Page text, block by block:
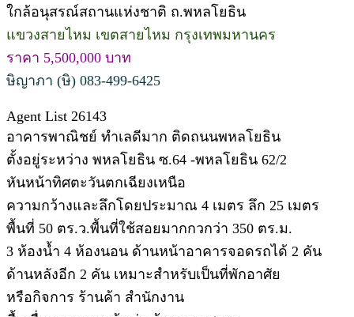
ใกล้อนุสรณ์สถานแห่งชาติ ถ.พหลโยธิน
แขวงสายไหม เขตสายไหม กรุงเทพมหานคร
ราคา 5,500,000 บาท
ษิญาภา (ษิ) 083-499-6425
Agent List 26143
อาคารพาณิชย์ ทำเลดีมาก ติดถนนพหลโยธิน
ตั้งอยู่ระหว่าง พหลโยธิน ซ.64 -พหลโยธิน 62/2
หันหน้าทิศตะวันตกเฉียงเหนือ
ความกว้างและลึกโดยประมาณ 4 เมตร ลึก 25 เมตร
พื้นที่ 50 ตร.ว.พื้นที่ใช้สอยมากกวกว่า 350 ตร.ม.
3 ห้องน้ำ 4 ห้องนอน ด้านหน้าอาคารจอดรถได้ 2 คัน
ด้านหลังอีก 2 คัน เหมาะสำหรับเป็นที่พักอาศัย
หรือกิจการ ร้านค้า สำนักงาน